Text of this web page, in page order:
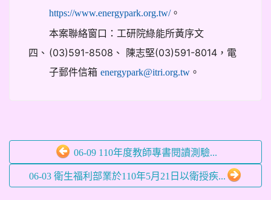
https://www.energypark.org.tw/。
四、
本案聯絡窗口：工研院綠能所黃序文
(03)591-8508、 陳志堅(03)591-8014，電
子郵件信箱 energypark@itri.org.tw 。
06-09 110年度教師專書閱讀測驗...
06-03 衛生福利部業於110年5月21日以衛授疾...